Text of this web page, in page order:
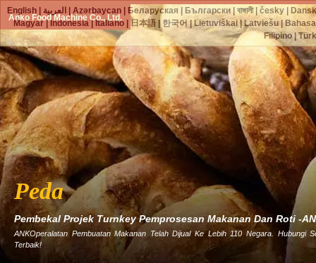
Anko Food Machine Co., Ltd.
Peda
Pembekal Projek Turnkey Pemprosesan Makanan Dan Roti -
ANKOperalatan Pembuatan Makanan Telah Dijual Ke Lebih 110 Negara. Hubungi
Terbaik!
English العربية |Azərbaycan Беларуская Български |বাঙ্গালী|česky
Magyar|Indonesia| Italiano| 日本語|한국어|Lietuviškai|Latviešu|
Filipino|